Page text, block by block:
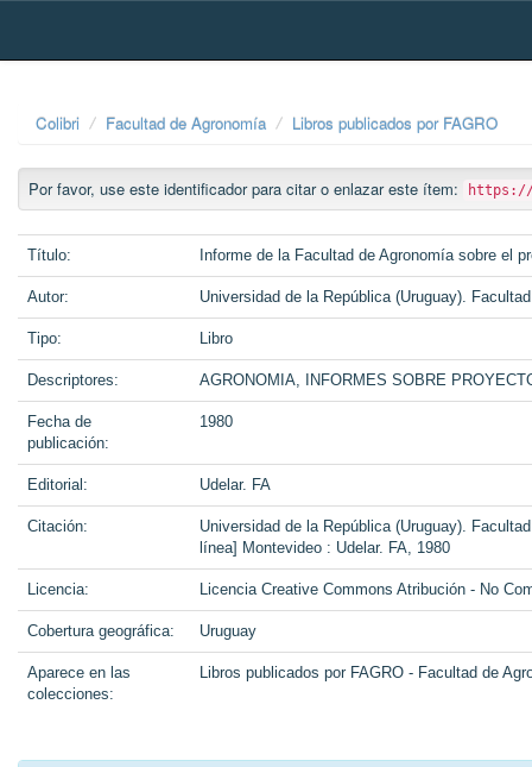
Skip
Colibri Facultad de Agronomía Libros publicados por FAGRO
Por favor, use este identificador para citar o enlazar este ítem: https://
Título: Informe de la Facultad de Agronomía sobre el
Autor: Universidad de la República (Uruguay).
Tipo: Libro
Descriptores: AGRONOMIA, INFORMES SOBRE
Fecha de
publicación:
1980
Editorial: Udelar. FA
Citación:
Universidad de la República (Uruguay).
línea] Montevideo : Udelar. FA, 1980
Licencia: Licencia Creative Commons Atribución - No
Cobertura geográfica: Uruguay
Aparece en las
colecciones:
Libros publicados por FAGRO - Facultad de